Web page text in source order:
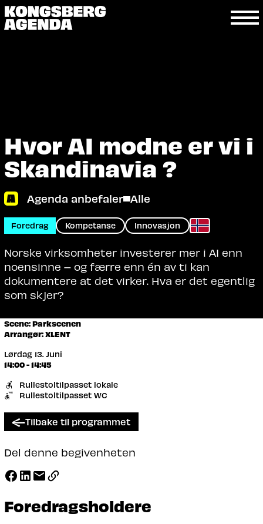
Hvor AI modne er vi i
Skandinavia ?
Agenda anbefaler Alle
Foredrag Kompetanse Innovasjon
Norske virksomheter investerer mer i AI enn
noensinne – og færre enn én av ti kan
dokumentere at det virker. Hva er det egentlig
som skjer?
Scene: Parkscenen
Arrangør: XLENT
Lørdag 13. Juni
14:00 - 14:45
Rullestoltilpasset lokale
Rullestoltilpasset WC
Tilbake til programmet
Del denne begivenheten
Foredragsholdere